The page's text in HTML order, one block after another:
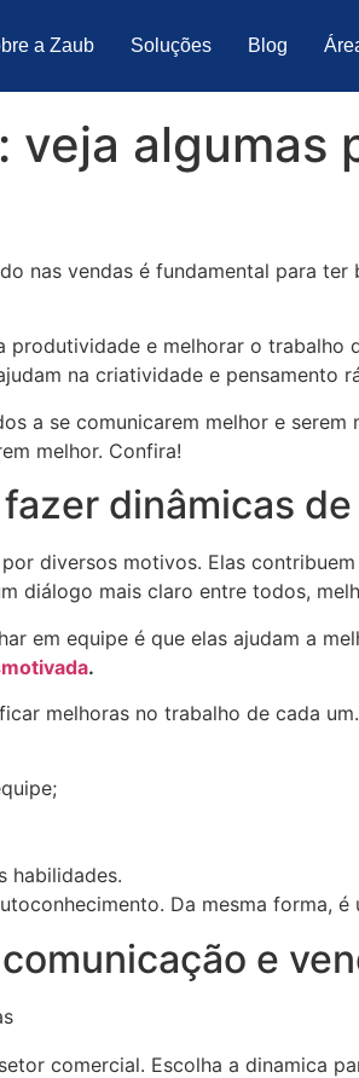
a Zaub Soluções Blog
veja algumas
nas vendas é fundamental para
e melhorar o
na criatividade e pensamento
a se comunicarem melhor e
melhor. Confira!
dinâmicas
diversos motivos. Elas
diálogo mais claro entre todos,
em equipe é que elas ajudam a
.
melhoras no trabalho de cada
habilidades.
Da mesma forma,
e
comercial. Escolha a dinamica